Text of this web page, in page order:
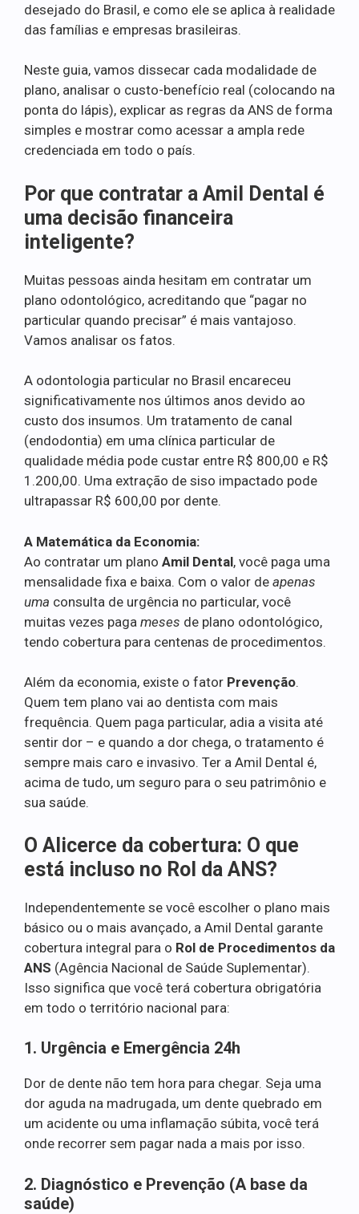
desejado do Brasil, e como ele se aplica à realidade
das famílias e empresas brasileiras.
Neste guia, vamos dissecar cada modalidade de
plano, analisar o custo-benefício real (colocando na
ponta do lápis), explicar as regras da ANS de forma
simples e mostrar como acessar a ampla rede
credenciada em todo o país.
Por que contratar a Amil Dental é
uma decisão financeira
inteligente?
Muitas pessoas ainda hesitam em contratar um
plano odontológico, acreditando que “pagar no
particular quando precisar” é mais vantajoso.
Vamos analisar os fatos.
A odontologia particular no Brasil encareceu
significativamente nos últimos anos devido ao
custo dos insumos. Um tratamento de canal
(endodontia) em uma clínica particular de
qualidade média pode custar entre R$ 800,00 e R$
1.200,00. Uma extração de siso impactado pode
ultrapassar R$ 600,00 por dente.
A Matemática da Economia:
Ao contratar um plano Amil Dental, você paga uma
mensalidade fixa e baixa. Com o valor de apenas
uma consulta de urgência no particular, você
muitas vezes paga meses de plano odontológico,
tendo cobertura para centenas de procedimentos.
Além da economia, existe o fator Prevenção.
Quem tem plano vai ao dentista com mais
frequência. Quem paga particular, adia a visita até
sentir dor – e quando a dor chega, o tratamento é
sempre mais caro e invasivo. Ter a Amil Dental é,
acima de tudo, um seguro para o seu patrimônio e
sua saúde.
O Alicerce da cobertura: O que
está incluso no Rol da ANS?
Independentemente se você escolher o plano mais
básico ou o mais avançado, a Amil Dental garante
cobertura integral para o Rol de Procedimentos da
ANS (Agência Nacional de Saúde Suplementar).
Isso significa que você terá cobertura obrigatória
em todo o território nacional para:
1. Urgência e Emergência 24h
Dor de dente não tem hora para chegar. Seja uma
dor aguda na madrugada, um dente quebrado em
um acidente ou uma inflamação súbita, você terá
onde recorrer sem pagar nada a mais por isso.
2. Diagnóstico e Prevenção (A base da
saúde)